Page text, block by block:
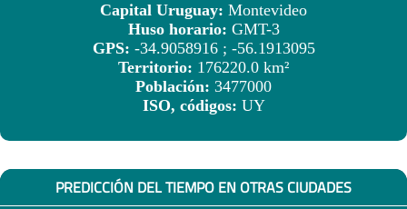
Capital Uruguay: Montevideo
Huso horario: GMT-3
GPS: -34.9058916 ; -56.1913095
Territorio: 176220.0 km²
Población: 3477000
ISO, códigos: UY
PREDICCIÓN DEL TIEMPO EN OTRAS CIUDADES